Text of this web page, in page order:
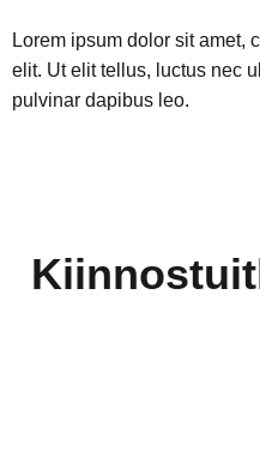
Lorem ipsum dolor sit amet,
elit. Ut elit tellus, luctus nec
pulvinar dapibus leo.